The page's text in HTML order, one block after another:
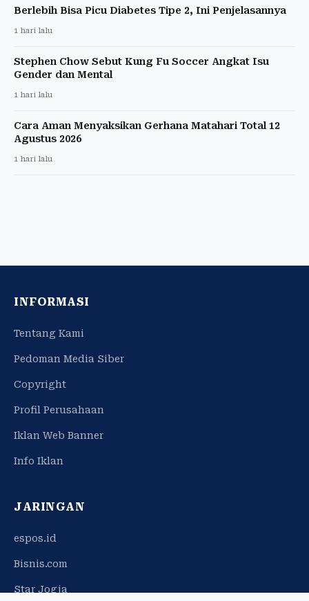
Berlebih Bisa Picu Diabetes Tipe 2, Ini Penjelasannya
1 hari lalu
Stephen Chow Sebut Kung Fu Soccer Angkat Isu
Gender dan Mental
1 hari lalu
Cara Aman Menyaksikan Gerhana Matahari Total 12
Agustus 2026
1 hari lalu
INFORMASI
Tentang Kami
Pedoman Media Siber
Copyright
Profil Perusahaan
Iklan Web Banner
Info Iklan
JARINGAN
espos.id
Bisnis.com
Star Jogja